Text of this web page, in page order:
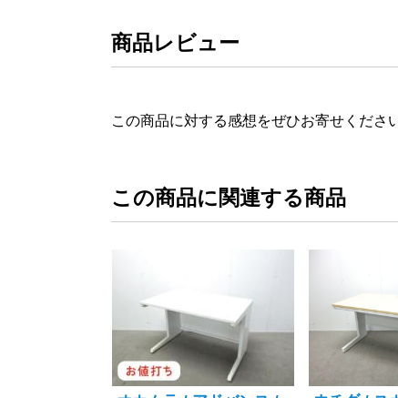
商品レビュー
この商品に対する感想をぜひお寄せください
この商品に関連する商品